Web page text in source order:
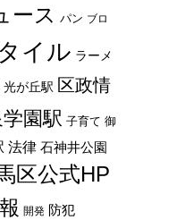
ース パン ブロ
イル ラーメ
光が丘駅 区政情
園駅 子育て 御
法律 石神井公園
区公式HP
開発 防犯